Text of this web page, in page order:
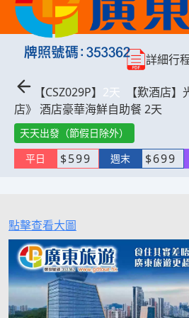
【CSZ029P】 2天
【歎酒店
店》 酒店豪華海鮮自助餐 2天
天天出發（節假日除外）
平日
$599 週末 $699
詳細行
點擊查看大圖